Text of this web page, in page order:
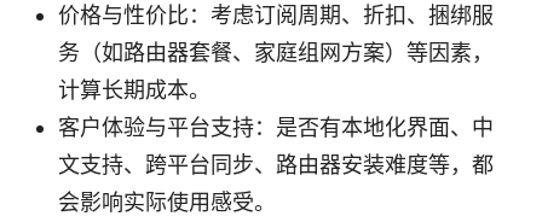
价格与性价比：考虑订阅周期、折扣、捆绑服
务（如路由器套餐、家庭组网方案）等因素，
计算长期成本。
客户体验与平台支持：是否有本地化界面、中
文支持、跨平台同步、路由器安装难度等，都
会影响实际使用感受。